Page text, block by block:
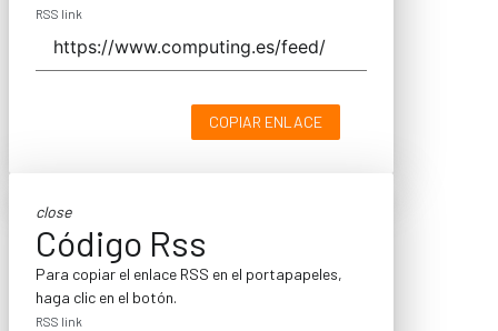
RSS link
COPIAR ENLACE
close
Código Rss
Para copiar el enlace RSS en el portapapeles,
haga clic en el botón.
RSS link